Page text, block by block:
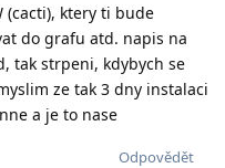
(cacti), ktery ti bude
do grafu atd. napis na
tak strpeni, kdybych se
ze tak 3 dny instalaci
a je to nase
Odpovědět